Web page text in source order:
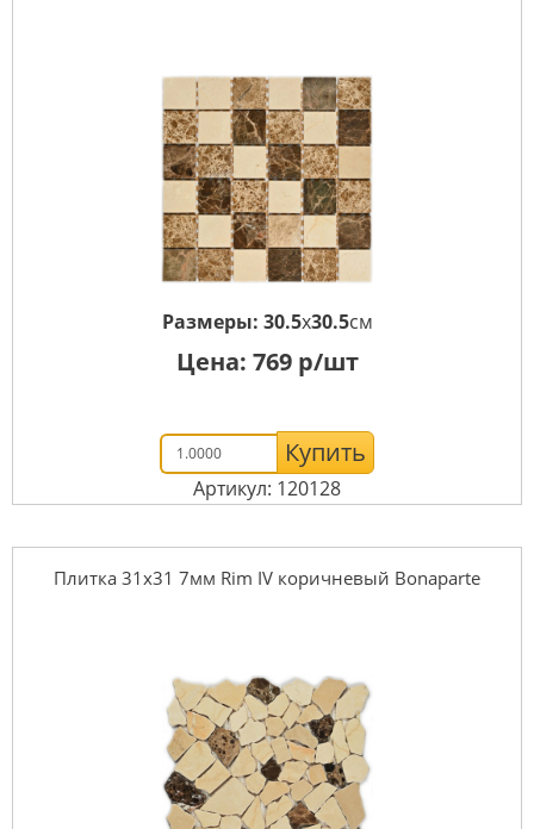
Размеры: 30.5x30.5см
Цена: 769р/шт
Купить
Артикул: 120128
Плитка 31x31 7мм Rim IV коричневый Bonaparte